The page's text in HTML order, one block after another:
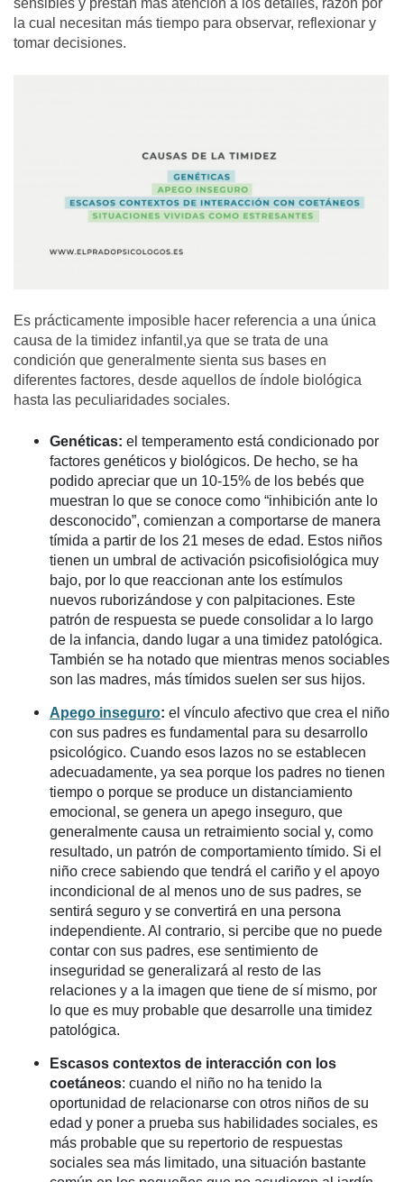
la cual necesitan más tiempo para observar, reflexionar y
tomar decisiones.
Es prácticamente imposible hacer referencia a una única
causa de la timidez infantil,ya que se trata de una
condición que generalmente sienta sus bases en
diferentes factores, desde aquellos de índole biológica
hasta las peculiaridades sociales.
Genéticas: el temperamento está condicionado por
factores genéticos y biológicos. De hecho, se ha
podido apreciar que un 10-15% de los bebés que
muestran lo que se conoce como “inhibición ante lo
desconocido”, comienzan a comportarse de manera
tímida a partir de los 21 meses de edad. Estos niños
tienen un umbral de activación psicofisiológica muy
bajo, por lo que reaccionan ante los estímulos
nuevos ruborizándose y con palpitaciones. Este
patrón de respuesta se puede consolidar a lo largo
de la infancia, dando lugar a una timidez patológica.
También se ha notado que mientras menos sociables
son las madres, más tímidos suelen ser sus hijos.
Apego inseguro: el vínculo afectivo que crea el niño
con sus padres es fundamental para su desarrollo
psicológico. Cuando esos lazos no se establecen
adecuadamente, ya sea porque los padres no tienen
tiempo o porque se produce un distanciamiento
emocional, se genera un apego inseguro, que
generalmente causa un retraimiento social y, como
resultado, un patrón de comportamiento tímido. Si el
niño crece sabiendo que tendrá el cariño y el apoyo
incondicional de al menos uno de sus padres, se
sentirá seguro y se convertirá en una persona
independiente. Al contrario, si percibe que no puede
contar con sus padres, ese sentimiento de
inseguridad se generalizará al resto de las
relaciones y a la imagen que tiene de sí mismo, por
lo que es muy probable que desarrolle una timidez
patológica.
Escasos contextos de interacción con los
coetáneos: cuando el niño no ha tenido la
oportunidad de relacionarse con otros niños de su
edad y poner a prueba sus habilidades sociales, es
más probable que su repertorio de respuestas
sociales sea más limitado, una situación bastante